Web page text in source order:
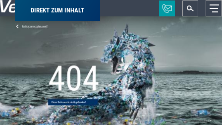
DIREKT ZUM INHALT
Pfadnavigation